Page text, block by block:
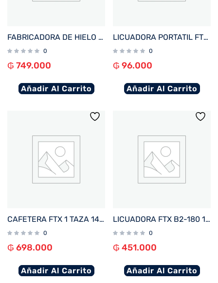
FABRICADORA DE HIELO FTX 100W 220V 1.5L/15KG BLANCO IM-06
0
₲ 749.000
Añadir Al Carrito
LICUADORA PORTATIL FTX 25W RECARGABLE 3 FUNCIONES VERDE PB-GR
0
₲ 96.000
Añadir Al Carrito
CAFETERA FTX 1 TAZA 1400W 220V ESPRES/CAPP/NPS/DG/20BAR NEGRO C2-07
0
₲ 698.000
Añadir Al Carrito
LICUADORA FTX B2-180 1.8L 1200W 220V JARRA VIDRIO ACERO INOXIDABLE
0
₲ 451.000
Añadir Al Carrito